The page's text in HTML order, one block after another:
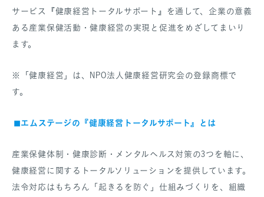
サービス『健康経営トータルサポート』を通して、企業の意義
ある産業保健活動・健康経営の実現と促進をめざしてまいり
ます。
※「健康経営」は、NPO法人健康経営研究会の登録商標で
す。
◼︎エムステージの『健康経営トータルサポート』とは
産業保健体制・健康診断・メンタルヘルス対策の3つを軸に、
健康経営に関するトータルソリューションを提供しています。
法令対応はもちろん「起きるを防ぐ」仕組みづくりを、組織